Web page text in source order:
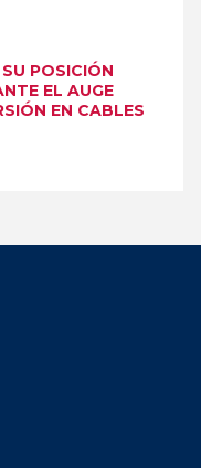
POSICIÓN
EL AUGE
EN CABLES